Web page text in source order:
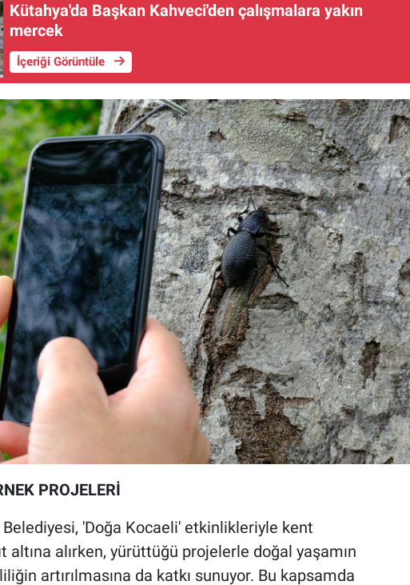
Kütahya'da Başkan Kahveci'den çalışmalara yakın
mercek
İçeriği Görüntüle
PROJELERİ
'Doğa Kocaeli' etkinlikleriyle kent
altına alırken, yürüttüğü projelerle doğal yaşamın
artırılmasına da katkı sunuyor. Bu kapsamda